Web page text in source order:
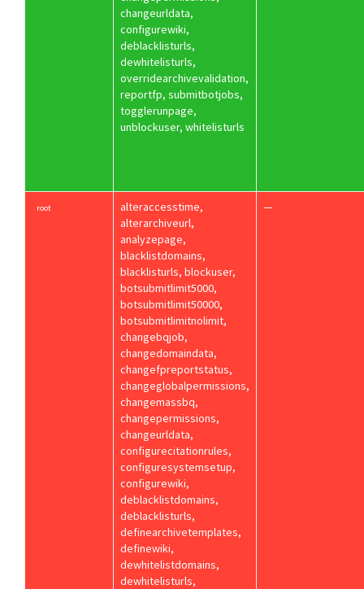
changeurldata,
configurewiki,
deblacklisturls,
dewhitelisturls,
overridearchivevalidation,
reportfp, submitbotjobs,
togglerunpage,
unblockuser, whitelisturls
root
alteraccesstime,
alterarchiveurl,
analyzepage,
blacklistdomains,
blacklisturls, blockuser,
botsubmitlimit5000,
botsubmitlimit50000,
botsubmitlimitnolimit,
changebqjob,
changedomaindata,
changefpreportstatus,
changeglobalpermissions,
changemassbq,
changepermissions,
changeurldata,
configurecitationrules,
configuresystemsetup,
configurewiki,
deblacklistdomains,
deblacklisturls,
definearchivetemplates,
definewiki,
dewhitelistdomains,
dewhitelisturls,
—